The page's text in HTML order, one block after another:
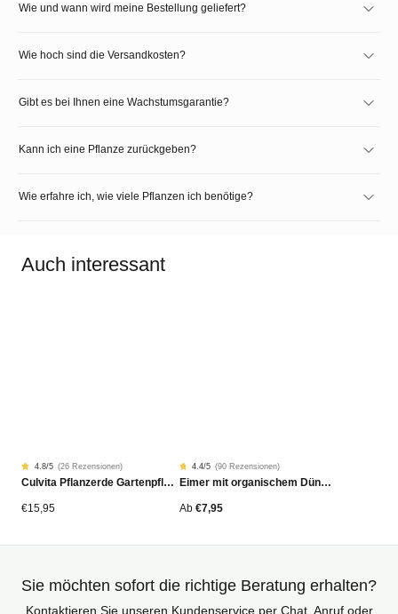
Wie und wann wird meine Bestellung geliefert?
Wie hoch sind die Versandkosten?
Gibt es bei Ihnen eine Wachstumsgarantie?
Kann ich eine Pflanze zurückgeben?
Wie erfahre ich, wie viele Pflanzen ich benötige?
Auch interessant
Rated
4.77
von
26
Kundenstimmen
4.8/5 (26 Rezensionen)
Culvita Pflanzerde Gartenpflanzen, Bäume & Hecken BIO 40L
€15,95
Rated
4.42
von
90
Kundenstimmen
4.4/5 (90 Rezensionen)
Eimer mit organischem Dünger
Ab €7,95
Sie möchten sofort die richtige Beratung erhalten?
Kontaktieren Sie unseren Kundenservice per Chat, Anruf oder